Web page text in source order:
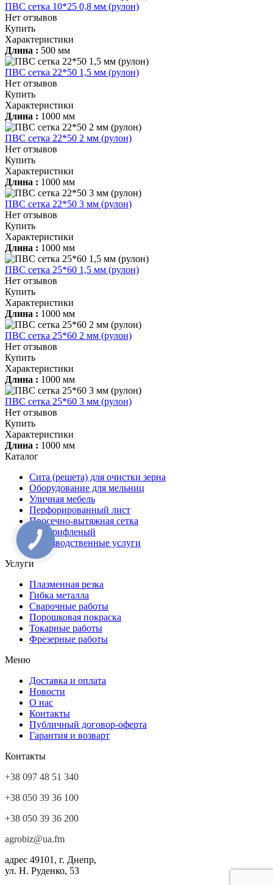
ПВС сетка 10*25 0,8 мм (рулон)
Нет отзывов
Купить
Характеристики
Длина : 500 мм
ПВС сетка 22*50 1,5 мм (рулон)
Нет отзывов
Купить
Характеристики
Длина : 1000 мм
ПВС сетка 22*50 2 мм (рулон)
Нет отзывов
Купить
Характеристики
Длина : 1000 мм
ПВС сетка 22*50 3 мм (рулон)
Нет отзывов
Купить
Характеристики
Длина : 1000 мм
ПВС сетка 25*60 1,5 мм (рулон)
Нет отзывов
Купить
Характеристики
Длина : 1000 мм
ПВС сетка 25*60 2 мм (рулон)
Нет отзывов
Купить
Характеристики
Длина : 1000 мм
ПВС сетка 25*60 3 мм (рулон)
Нет отзывов
Купить
Характеристики
Длина : 1000 мм
Каталог
Сита (решета) для очистки зерна
Оборудование для мельниц
Уличная мебель
Перфорированный лист
Просечно-вытяжная сетка
Лист рифленый
Производственные услуги
Услуги
Плазменная резка
Гибка металла
Сварочные работы
Порошковая покраска
Токарные работы
Фрезерные работы
Меню
Доставка и оплата
Новости
О нас
Контакты
Публичный договор-оферта
Гарантия и возварт
Контакты
+38 097 48 51 340
+38 050 39 36 100
+38 050 39 36 200
agrobiz@ua.fm
адрес 49101, г. Днепр,
ул. Н. Руденко, 53